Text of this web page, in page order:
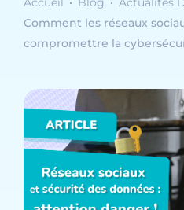
Comment les réseaux
compromettre la